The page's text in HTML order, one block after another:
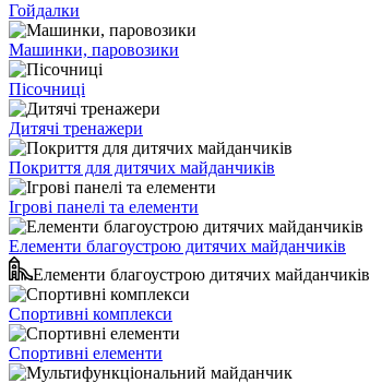
Гойдалки
Машинки, паровозики
Пісочниці
Дитячі тренажери
Покриття для дитячих майданчиків
Ігрові панелі та елементи
Елементи благоустрою дитячих майданчиків
Елементи благоустрою дитячих майданчиків
Спортивні комплекси
Спортивні елементи